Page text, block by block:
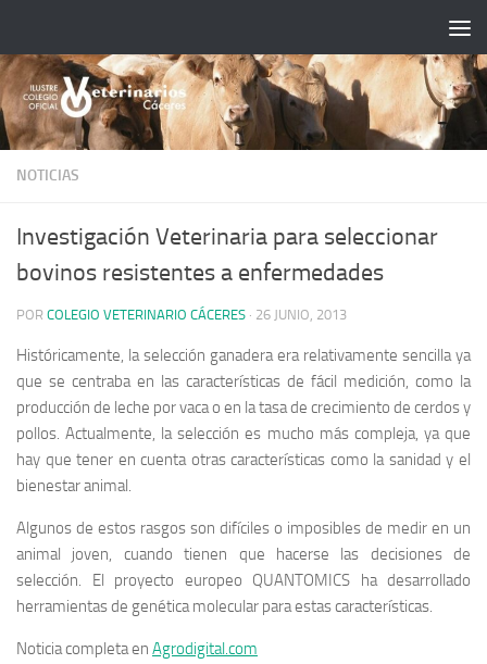
NOTICIAS
Investigación Veterinaria para seleccionar
bovinos resistentes a enfermedades
POR COLEGIO VETERINARIO CÁCERES · 26 JUNIO, 2013
Históricamente, la selección ganadera era relativamente sencilla ya
que se centraba en las características de fácil medición, como la
producción de leche por vaca o en la tasa de crecimiento de cerdos y
pollos. Actualmente, la selección es mucho más compleja, ya que
hay que tener en cuenta otras características como la sanidad y el
bienestar animal.
Algunos de estos rasgos son difíciles o imposibles de medir en un
animal joven, cuando tienen que hacerse las decisiones de
selección. El proyecto europeo QUANTOMICS ha desarrollado
herramientas de genética molecular para estas características.
Noticia completa en Agrodigital.com